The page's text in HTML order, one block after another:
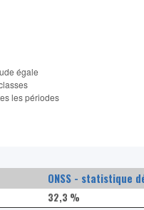
égale​
les périodes
ONSS - statistique
32,3 %